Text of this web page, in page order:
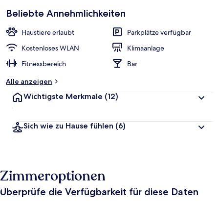
Beliebte Annehmlichkeiten
Haustiere erlaubt
Parkplätze verfügbar
Kostenloses WLAN
Klimaanlage
Fitnessbereich
Bar
Alle anzeigen
Wichtigste Merkmale (12)
Sich wie zu Hause fühlen (6)
Zimmeroptionen
Überprüfe die Verfügbarkeit für diese Daten